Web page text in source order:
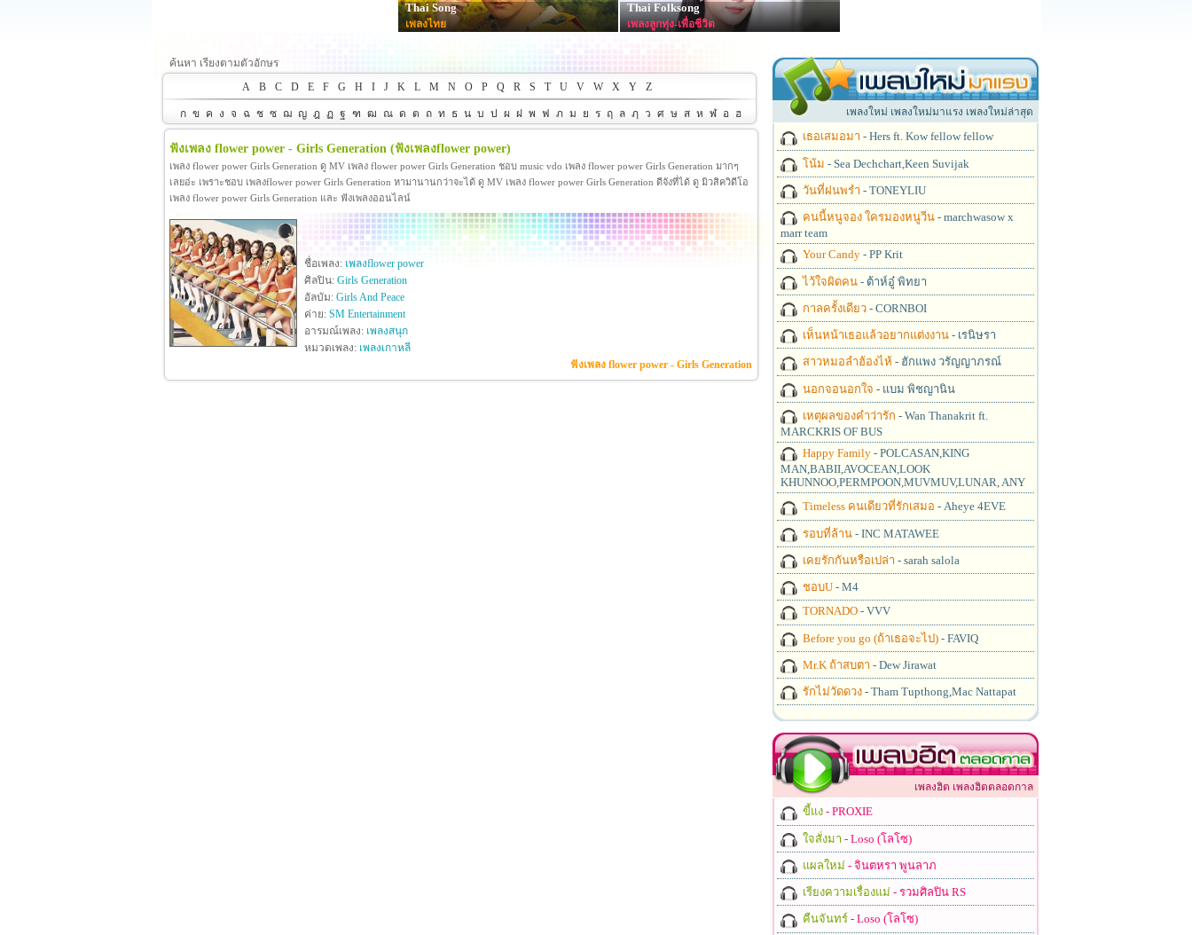
Thai Song
เพลงไทย
Thai Folksong
เพลงลูกทุ่ง-เพื่อชีวิต
ค้นหา เรียงตามตัวอักษร
A
B C D E F G H I J K L M N O P Q R S T U V W X Y Z
ก ข ค ง จ ฉ ช ซ ฌ ญ ฎ ฏ ฐ ฑ ฒ ณ ด ต ถ ท ธ น บ ป ผ ฝ พ ฟ ภ ม ย ร ฤ ล ฦ ว ศ ษ ส ห ฬ อ ฮ
ฟังเพลง flower power - Girls Generation (ฟังเพลงflower power)
เพลง flower power Girls Generation ดู MV เพลง flower power Girls Generation ชอบ music vdo เพลง flower power Girls Generation มากๆ
เลยอ่ะ เพราะชอบ เพลงflower power Girls Generation หามานานกว่าจะได้ ดู MV เพลง flower power Girls Generation ดีจังที่ได้ ดู มิวสิควิดีโอ
เพลง flower power Girls Generation และ ฟังเพลงออนไลน์
ชื่อเพลง: เพลงflower power
ศิลปิน: Girls Generation
อัลบัม: Girls And Peace
ค่าย: SM Entertainment
อารมณ์เพลง: เพลงสนุก
หมวดเพลง: เพลงเกาหลี
ฟังเพลง flower power - Girls Generation
เพลงใหม่ เพลงใหม่มาแรง เพลงใหม่ล่าสุด
เธอเสมอมา - Hers ft. Kow fellow fellow
โน้ม - Sea Dechchart,Keen Suvijak
วันที่ฝนพรำ - TONEYLIU
คนนี้หนูจอง ใครมองหนูวีน- marchwasow x
marr team
Your Candy- PP Krit
ไว้ใจผิดคน- ต้าห์อู๋ พิทยา
กาลครั้งเดียว- CORNBOI
เห็นหน้าเธอแล้วอยากแต่งงาน- เรนิษรา
สาวหมอลำฮ้องไห้ - ฮักแพง วรัญญาภรณ์
นอกจอนอกใจ - แบม พิชญานิน
เหตุผลของคำว่ารัก - Wan Thanakrit ft.
MARCKRIS OF BUS
Happy Family- POLCASAN,KING
MAN,BABII,AVOCEAN,LOOK
KHUNNOO,PERMPOON,MUVMUV,LUNAR, ANY
Timeless คนเดียวที่รักเสมอ - Aheye 4EVE
รอบที่ล้าน- INC MATAWEE
เคยรักกันหรือเปล่า - sarah salola
ชอบU- M4
TORNADO- VVV
Before you go (ถ้าเธอจะไป)- FAVIQ
Mr.K ถ้าสบตา - Dew Jirawat
รักไม่วัดดวง- Tham Tupthong,Mac Nattapat
เพลงฮิต เพลงฮิตตลอดกาล
ขี้แง- PROXIE
ใจสั่งมา - Loso (โลโซ)
แผลใหม่ - จินตหรา พูนลาภ
เรียงความเรื่องแม่ - รวมศิลปิน RS
คืนจันทร์- Loso (โลโซ)